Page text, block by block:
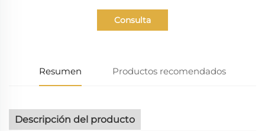
Consulta
Resumen Productos recomendados
Descripción del producto